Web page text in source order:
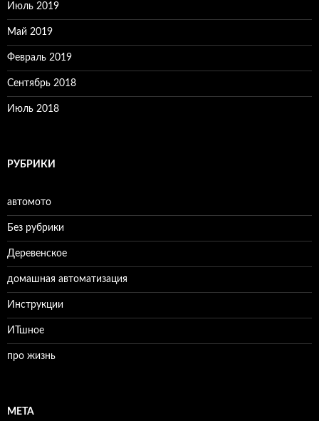
Июль 2019
Май 2019
Февраль 2019
Сентябрь 2018
Июль 2018
РУБРИКИ
автомото
Без рубрики
Деревенское
домашная автоматизация
Инструкции
ИТшное
про жизнь
МЕТА